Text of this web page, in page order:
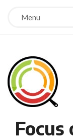
Menu
Focus